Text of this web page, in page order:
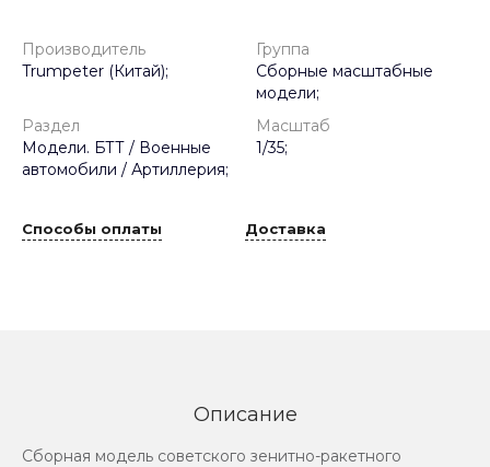
Производитель
Trumpeter (Китай);
Группа
Сборные масштабные
модели;
Раздел
Модели. БТТ / Военные
автомобили / Артиллерия;
Масштаб
1/35;
Способы оплаты Доставка
Описание
Сборная модель советского зенитно-ракетного